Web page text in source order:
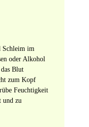
Schleim im
oder Alkohol
Blut
zum Kopf
Feuchtigkeit
und zu